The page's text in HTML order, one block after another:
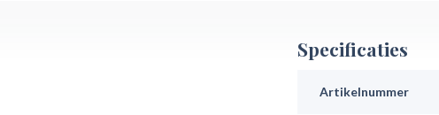
Specificaties
Artikelnummer